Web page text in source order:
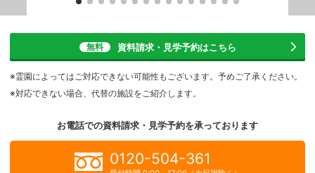
無料 資料請求・見学予約はこちら
※霊園によってはご対応できない可能性もございます。予めご了承ください。
※対応できない場合、代替の施設をご紹介します。
お電話での資料請求・見学予約を承っております
0120-504-361